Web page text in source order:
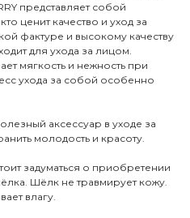
представляет собой
ценит качество и уход за
фактуре и высокому качеству
для ухода за лицом.
мягкость и нежность при
ухода за собой особенно
аксессуар в уходе за
молодость и красоту.
задуматься о приобретении
Шёлк не травмирует кожу.
влагу.